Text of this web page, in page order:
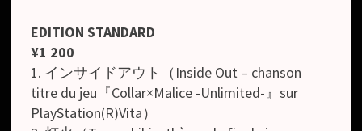
EDITION STANDARD
¥1 200
1. インサイドアウト（Inside Out – chanson
titre du jeu『Collar×Malice -Unlimited-』sur
PlayStation(R)Vita）